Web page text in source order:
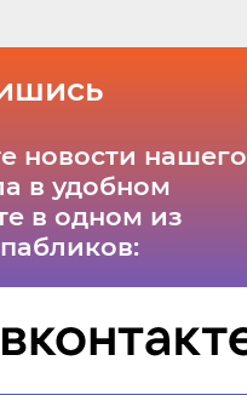
новости нашего
в удобном
в одном из